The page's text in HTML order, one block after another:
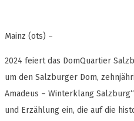
Mainz (ots) –
2024 feiert das DomQuartier
um den Salzburger Dom,
Amadeus – Winterklang
und Erzählung ein, die auf die